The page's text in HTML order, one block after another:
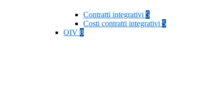
Contratti integrativi 5
Costi contratti integrativi 5
OIV 8